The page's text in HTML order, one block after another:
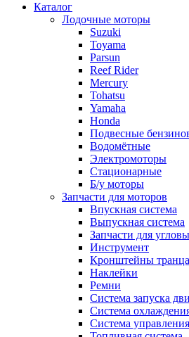
Каталог
Лодочные моторы
Suzuki
Toyama
Parsun
Reef Rider
Mercury
Tohatsu
Yamaha
Honda
Подвесные
Водомётные
Электромоторы
Стационарные
Б/у моторы
Запчасти для моторов
Впускная система
Выпускная система
Запчасти для
Инструмент
Кронштейны транца
Наклейки
Ремни
Система запуска
Система
Система управления